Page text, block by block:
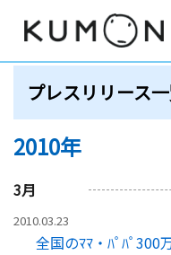
プレスリリース
2010年
3月
2010.03.23
全国のﾏﾏ・ﾊﾟﾊﾟ300